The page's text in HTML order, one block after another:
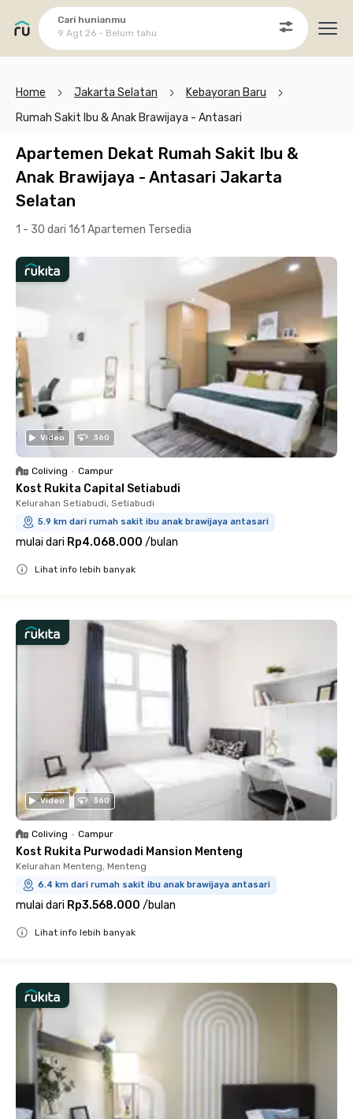
Cari hunianmu
9 Agt 26 - Belum tahu
Home Jakarta Selatan
Kebayoran Baru
Rumah Sakit Ibu & Anak Brawijaya - Antasari
Apartemen Dekat Rumah Sakit Ibu &
Anak Brawijaya - Antasari Jakarta
Selatan
1 - 30 dari 161 Apartemen Tersedia
Video 360
Coliving • Campur
Kost Rukita Capital Setiabudi
Kelurahan Setiabudi, Setiabudi
5.9 km dari rumah sakit ibu anak brawijaya antasari
mulai dari Rp4.068.000 /bulan
Lihat info lebih banyak
Video 360
Coliving • Campur
Kost Rukita Purwodadi Mansion Menteng
Kelurahan Menteng, Menteng
6.4 km dari rumah sakit ibu anak brawijaya antasari
mulai dari Rp3.568.000 /bulan
Lihat info lebih banyak